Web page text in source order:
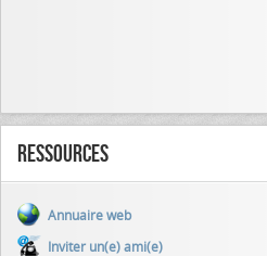
Ressources
Annuaire web
Inviter un(e) ami(e)